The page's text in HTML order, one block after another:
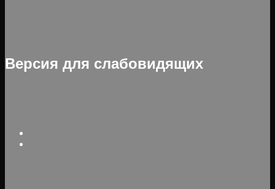
Версия для слабовидящих